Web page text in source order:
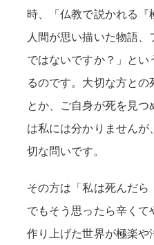
時、「仏教で説かれる『
人間が思い描いた物語
ではないですか？」とい
るのです。大切な方との
とか、ご自身が死を見
は私には分かりませんが
切な問いです。
その方は「私は死んだら
でもそう思ったら辛く
作り上げた世界が極楽や